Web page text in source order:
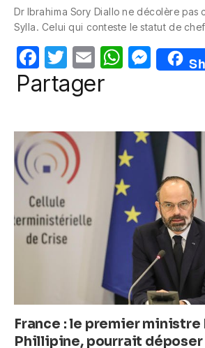
e
b
o
o
er
s
A
p
e
n
g
Dr Ibrahima Sory Diallo ne décolère pas
Sylla. Celui qui conteste le statut de
F
a
e
b
o
o
k
T
w
itt
er
E
m
W
s
A
p
p
M
e
e
n
g
er
Partager
France : le premier ministre
Phillipine, pourrait